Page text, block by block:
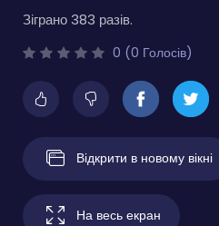
Зіграно 383 разів.
0 (0 Голосів)
Відкрити в новому вікні
На весь екран